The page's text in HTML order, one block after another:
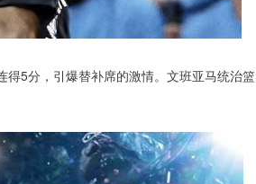
5分，引爆替补席的激情。文班亚马统治篮